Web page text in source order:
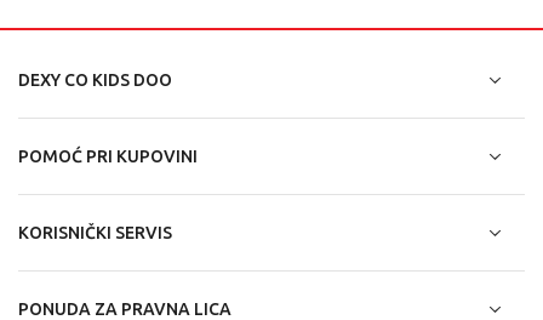
DEXY CO KIDS DOO
POMOĆ PRI KUPOVINI
KORISNIČKI SERVIS
PONUDA ZA PRAVNA LICA